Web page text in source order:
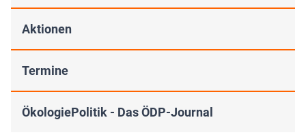
Aktionen
Termine
ÖkologiePolitik - Das ÖDP-Journal